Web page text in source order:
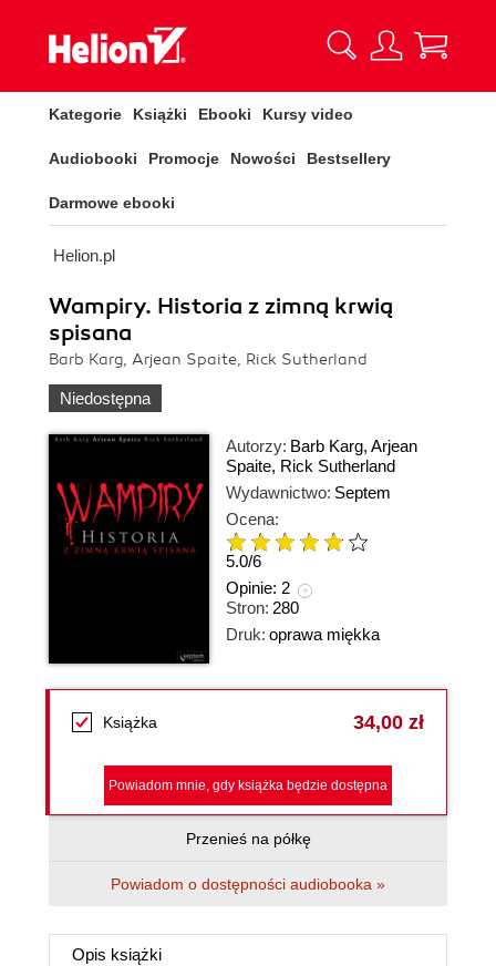
Kategorie Książki Ebooki Kursy video
Audiobooki Promocje Nowości Bestsellery
Darmowe ebooki
Helion.pl
Wampiry. Historia z zimną krwią
spisana
Barb Karg, Arjean Spaite, Rick Sutherland
Niedostępna
Autorzy: Barb Karg, Arjean
Spaite, Rick Sutherland
Wydawnictwo: Septem
Ocena:
5.0/6
Opinie: 2
Stron: 280
Druk: oprawa miękka
Książka 34,00 zł
Powiadom mnie, gdy książka będzie dostępna
Przenieś na półkę
Powiadom o dostępności audiobooka »
Opis książki